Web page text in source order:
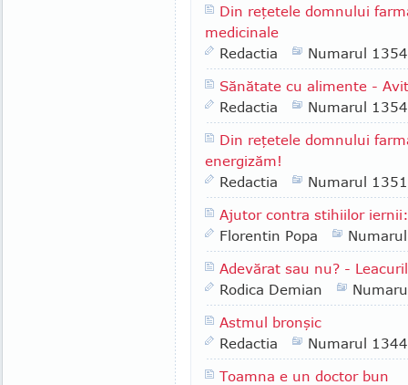
Din reţetele domnului
medicinale
Redactia
Numarul 1354
Sănătate cu alimente -
Redactia
Numarul 1354
Din reţetele domnului
energizăm!
Redactia
Numarul 1351
Ajutor contra stihiilor iernii:
Florentin Popa
Adevărat sau nu? -
Rodica Demian
Astmul bronşic
Redactia
Numarul 1344
Toamna e un doctor bun